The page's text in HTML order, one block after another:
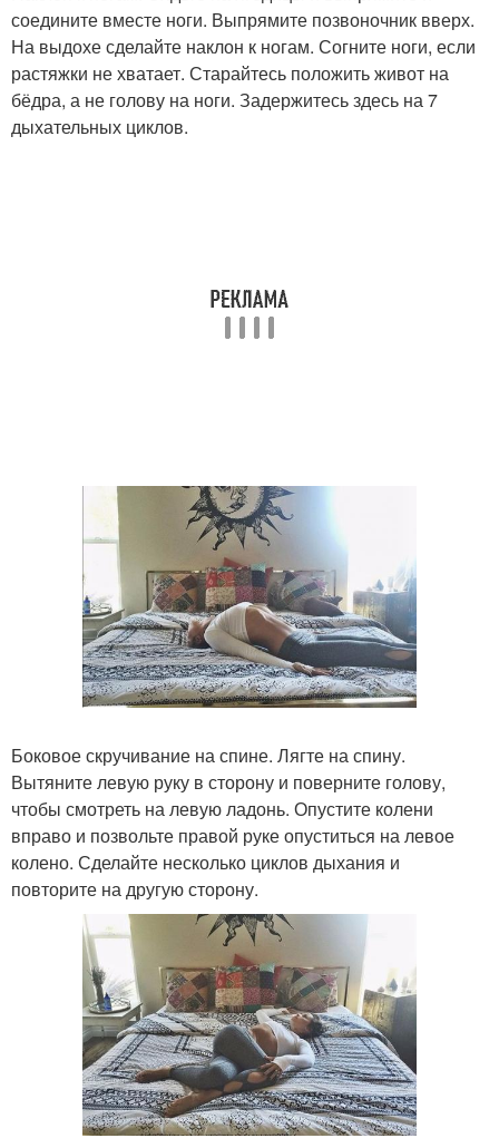
соедините вместе ноги. Выпрямите позвоночник вверх.
На выдохе сделайте наклон к ногам. Согните ноги, если
растяжки не хватает. Старайтесь положить живот на
бёдра, а не голову на ноги. Задержитесь здесь на 7
дыхательных циклов.
Боковое скручивание на спине. Лягте на спину.
Вытяните левую руку в сторону и поверните голову,
чтобы смотреть на левую ладонь. Опустите колени
вправо и позвольте правой руке опуститься на левое
колено. Сделайте несколько циклов дыхания и
повторите на другую сторону.